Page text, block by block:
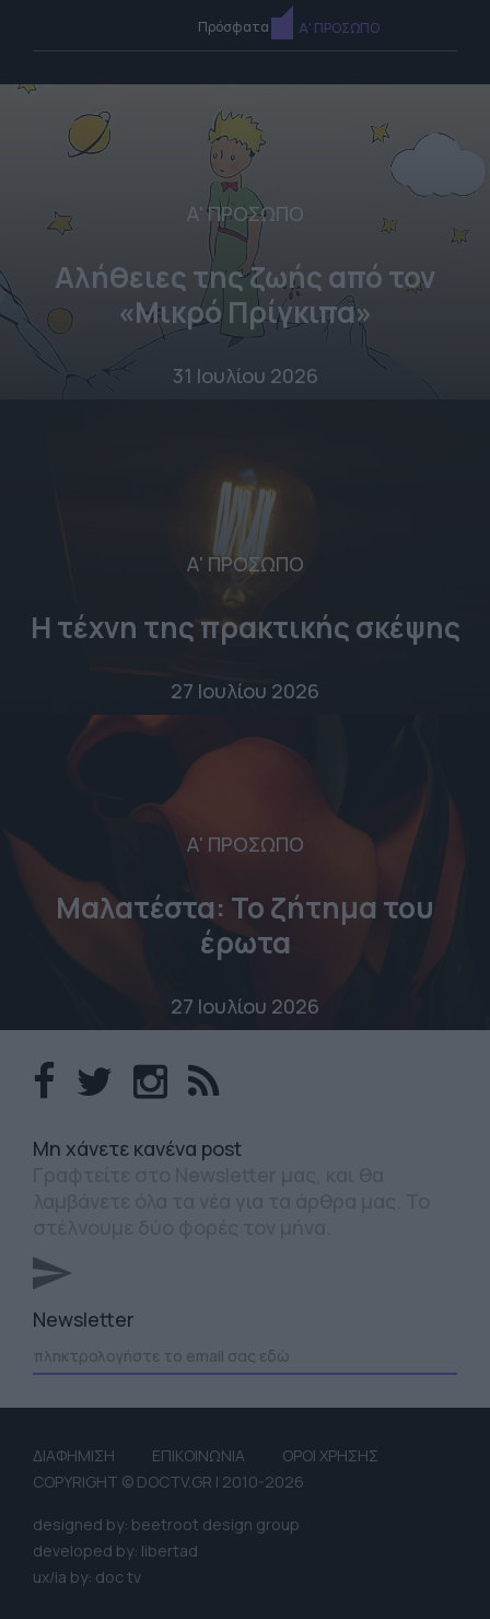
Πρόσφατα Α' ΠΡΟΣΩΠΟ
Α' ΠΡΟΣΩΠΟ
Αλήθειες της ζωής από τον
«Μικρό Πρίγκιπα»
31 Ιουλίου 2026
Α' ΠΡΟΣΩΠΟ
Η τέχνη της πρακτικής σκέψης
27 Ιουλίου 2026
Α' ΠΡΟΣΩΠΟ
Μαλατέστα: Το ζήτημα του
έρωτα
27 Ιουλίου 2026
Mη χάνετε κανένα post
Newsletter
ΔΙΑΦΗΜΙΣΗ ΕΠΙΚΟΙΝΩΝΙΑ
ΟΡΟΙ ΧΡΗΣΗΣ
COPYRIGHT © DOCTV.GR | 2010-2026
designed by: beetroot design group
developed by: libertad
ux/ia by: doc tv